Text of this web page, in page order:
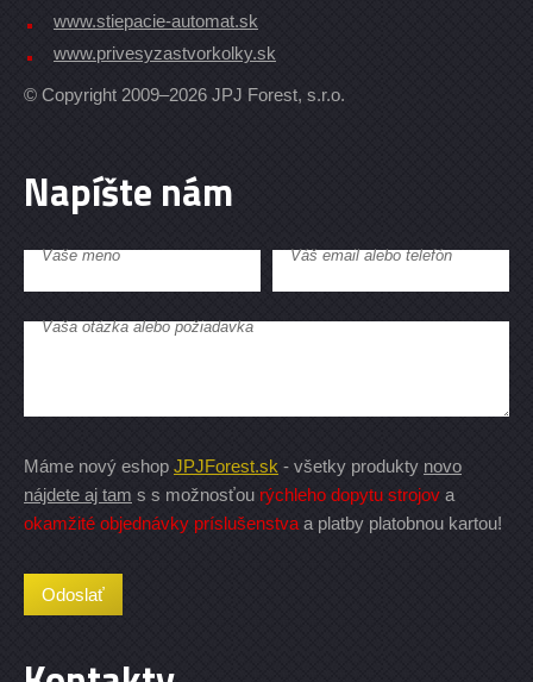
www.stiepacie-automat.sk
www.privesyzastvorkolky.sk
© Copyright 2009–2026 JPJ Forest, s.r.o.
Napíšte nám
Vaše meno Váš email alebo telefón
Vaša otázka alebo požiadavka
Máme nový eshop JPJForest.sk - všetky produkty novo
nájdete aj tam s s možnosťou rýchleho dopytu strojov a
okamžité objednávky príslušenstva a platby platobnou kartou!